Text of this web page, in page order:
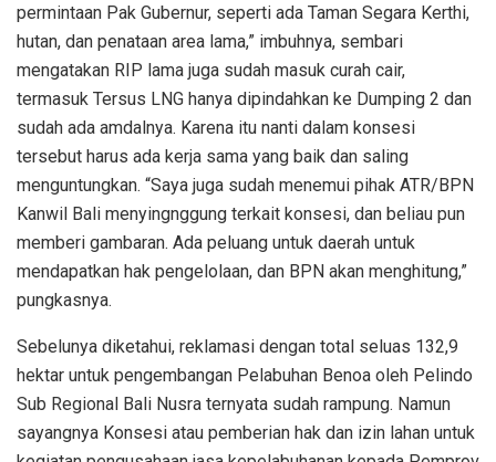
permintaan Pak Gubernur, seperti ada Taman Segara Kerthi,
hutan, dan penataan area lama,” imbuhnya, sembari
mengatakan RIP lama juga sudah masuk curah cair,
termasuk Tersus LNG hanya dipindahkan ke Dumping 2 dan
sudah ada amdalnya. Karena itu nanti dalam konsesi
tersebut harus ada kerja sama yang baik dan saling
menguntungkan. “Saya juga sudah menemui pihak ATR/BPN
Kanwil Bali menyingnggung terkait konsesi, dan beliau pun
memberi gambaran. Ada peluang untuk daerah untuk
mendapatkan hak pengelolaan, dan BPN akan menghitung,”
pungkasnya.
Sebelunya diketahui, reklamasi dengan total seluas 132,9
hektar untuk pengembangan Pelabuhan Benoa oleh Pelindo
Sub Regional Bali Nusra ternyata sudah rampung. Namun
sayangnya Konsesi atau pemberian hak dan izin lahan untuk